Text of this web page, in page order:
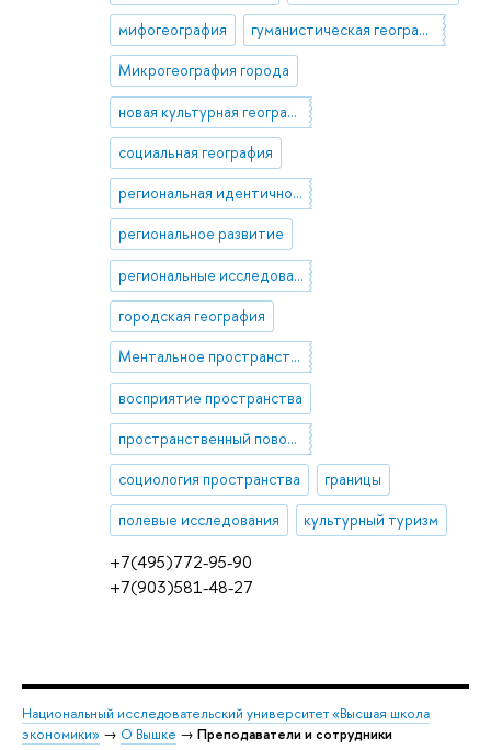
+7(495)772-95-90
+7(903)581-48-27
мифогеография гуманистическая география
Микрогеография города
новая культурная география
социальная география
региональная идентичность
региональное развитие
региональные исследования
городская география
Ментальное пространство города
восприятие пространства
пространственный поворот
социология пространства границы
полевые исследования культурный туризм
Национальный исследовательский университет «Высшая школа
экономики» → О Вышке → Преподаватели и сотрудники